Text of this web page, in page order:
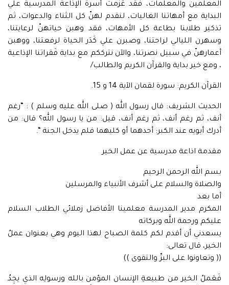
المعلمين والمعلمات، فقد عَزَمت أسرة الإذاعة المدرسية علي
البداية مع أمهاتنا الغاليات، لنقدم لهنّ كل الثناء والدعوات، ثم
تذكير طلابنا بطاعة كل الأمهات، فقد وهبن حياتهنّ لرعايتنا،
وسهرن الليالي لراحتنا، وصبرن علي كَدَر الحياة لرفعتنا، ووهبن
أعمارهنّ في سبيل نصرتنا، والآن نترككم مع بداية فَقراتنا الإذاعية
، ومع خير بداية والقرآن الكريم والطالب/
القرآن الكريم: سورة لقمان الآية 14 و 15.
الحديث الشريف: قال رسول الله ( صلى الله عليه وسلم ) : “رغم
أنف، ثم رغم أنف، ثم رغم أنف، قيل: من يا رسول الله؟ قال: من
أدرك أبويه عند الكبر: أحدهما أو كليهما فلم يدخل الجنة “.
مقدمة اذاعة مدرسية عن عمل الخير
بسم الله الرحمن الرحيم
والصلاة والسلام على أشرف الأنبياء والمرسلين
أما بعد
المكرم مدير المدرسة معلمينا الأفاضل زملائي الطلاب السلام
عليكم ورحمة الله وبركاته
يسعدني أن أقدم لكم كلمة الصباح لهذا اليوم وهي بعنوان عملُ
الخير، قال تعالى:
(( وتعاونوا على البرِّ والتقوى ))
فَعَملُ الخير من طبيعةِ الإنسان المؤمن بالله ورسولِه الذي يجِدُ